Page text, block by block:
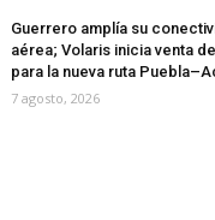
Guerrero amplía su
aérea; Volaris inicia venta
para la nueva ruta
7 agosto, 2026